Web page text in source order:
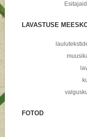
LAVASTUSE
FOTOD